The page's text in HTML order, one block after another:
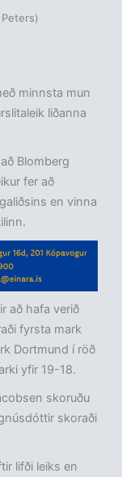
minnsta mun
liðanna
Blomberg
fer að
en vinna
að hafa verið
fyrsta mark
Dortmund í röð
yfir 19-18.
skoruðu
skoraði
lifði leiks en